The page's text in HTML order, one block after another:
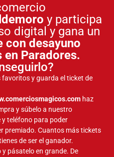
y participa
digital y gana un
con desayuno
en Paradores.
y guarda el ticket de
haz
y súbelo a nuestro
teléfono para poder
premiado. Cuantos más tickets
de ser el ganador.
pásatelo en grande. De